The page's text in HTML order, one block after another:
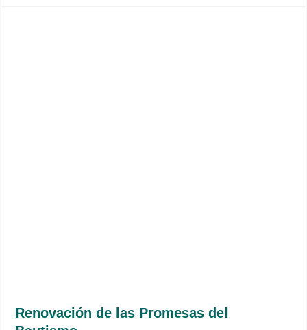
Renovación de las Promesas del